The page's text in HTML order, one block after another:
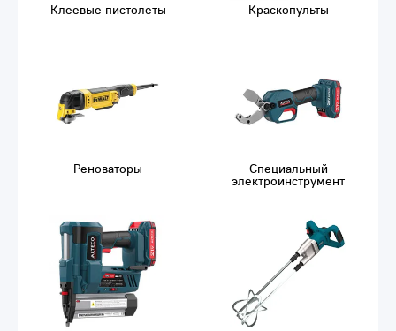
Клеевые пистолеты Краскопульты
Реноваторы Специальный
электроинструмент